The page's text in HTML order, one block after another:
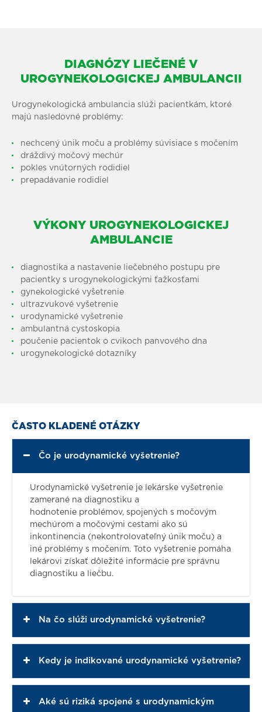
DIAGNÓZY LIEČENÉ V
UROGYNEKOLOGICKEJ AMBULANCII
Urogynekologická ambulancia slúži pacientkám, ktoré
majú nasledovné problémy:
nechcený únik moču a problémy súvisiace s močením
dráždivý močový mechúr
pokles vnútorných rodidiel
prepadávanie rodidiel
VÝKONY UROGYNEKOLOGICKEJ
AMBULANCIE
diagnostika a nastavenie liečebného postupu pre
pacientky s urogynekologickými ťažkosťami
gynekologické vyšetrenie
ultrazvukové vyšetrenie
urodynamické vyšetrenie
ambulantná cystoskopia
poučenie pacientok o cvikoch panvového dna
urogynekologické dotazníky
ČASTO KLADENÉ OTÁZKY
Čo je urodynamické vyšetrenie?
Urodynamické vyšetrenie je lekárske vyšetrenie
zamerané na diagnostiku a
hodnotenie problémov, spojených s močovým
mechúrom a močovými cestami ako sú
inkontinencia (nekontrolovateľný únik moču) a
iné problémy s močením. Toto vyšetrenie pomáha
lekárovi získať dôležité informácie pre správnu
diagnostiku a liečbu.
Na čo slúži urodynamické vyšetrenie?
Kedy je indikované urodynamické vyšetrenie?
Aké sú riziká spojené s urodynamickým